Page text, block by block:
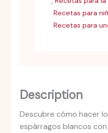
Recetas para
Recetas para
Description
Descubre cómo hacer
espárragos blancos